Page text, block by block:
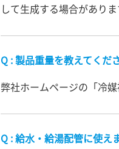
して生成する場合があり
製品重量を教えてくだ
弊社ホームページの「冷
給水・給湯配管に使え